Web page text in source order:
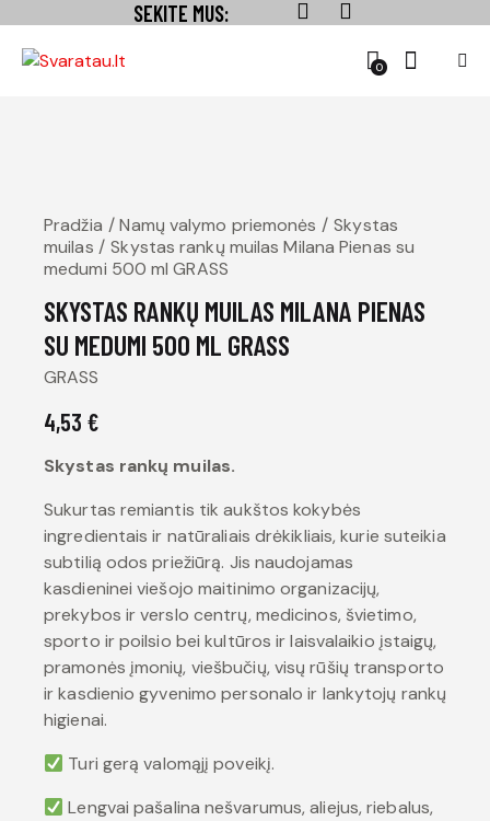
SEKITE MUS:
0
Pradžia Namų valymo priemonės
Skystas
muilas
Skystas rankų muilas Milana Pienas su
medumi 500 ml GRASS
SKYSTAS RANKŲ MUILAS MILANA PIENAS
SU MEDUMI 500 ML GRASS
GRASS
4,53 €
Skystas rankų muilas.
Sukurtas remiantis tik aukštos kokybės
ingredientais ir natūraliais drėkikliais, kurie suteikia
subtilią odos priežiūrą. Jis naudojamas
kasdieninei viešojo maitinimo organizacijų,
prekybos ir verslo centrų, medicinos, švietimo,
sporto ir poilsio bei kultūros ir laisvalaikio įstaigų,
pramonės įmonių, viešbučių, visų rūšių transporto
ir kasdienio gyvenimo personalo ir lankytojų rankų
higienai.
Turi gerą valomąjį poveikį.
Lengvai pašalina nešvarumus, aliejus, riebalus,